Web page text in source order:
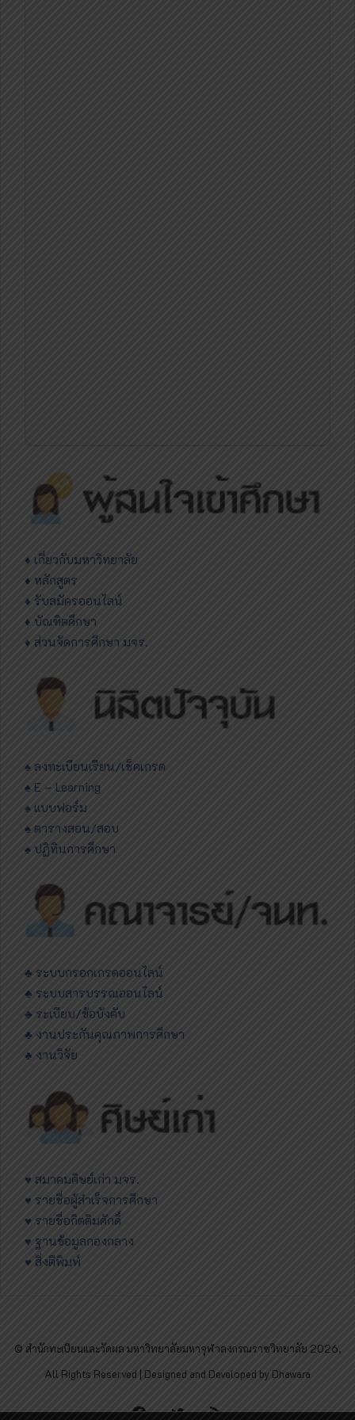
♦ เกี่ยวกับมหาวิทยาลัย
♦ หลักสูตร
♦ รับสมัครออนไลน์
♦ บัณฑิตศึกษา
♦ ส่วนจัดการศึกษา มจร.
♠ ลงทะเบียนเรียน/เช็คเกรด
♠ E – Learning
♠ แบบฟอร์ม
♠ ตารางสอน/สอบ
♠ ปฏิทินการศึกษา
♣ ระบบกรอกเกรดออนไลน์
♣ ระบบสารบรรณออนไลน์
♣ ระเบียบ/ข้อบังคับ
♣ งานประกันคุณภาพการศึกษา
♣ งานวิจัย
♥ สมาคมศิษย์เก่า มจร.
♥ รายชื่อผู้สำเร็จการศึกษา
♥ รายชื่อกิตติมศักดิ์
♥ ฐานข้อมูลกองกลาง
♥ สิ่งตีพิมพ์
© สำนักทะเบียนและวัดผล มหาวิทยาลัยมหาจุฬาลงกรณราชวิทยาลัย 2026,
All Rights Reserved | Designed and Developed by Dhawara
FacebookTwitterRSS